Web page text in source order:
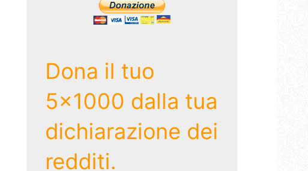
Dona il tuo
5x1000 dalla tua
dichiarazione dei
redditi.